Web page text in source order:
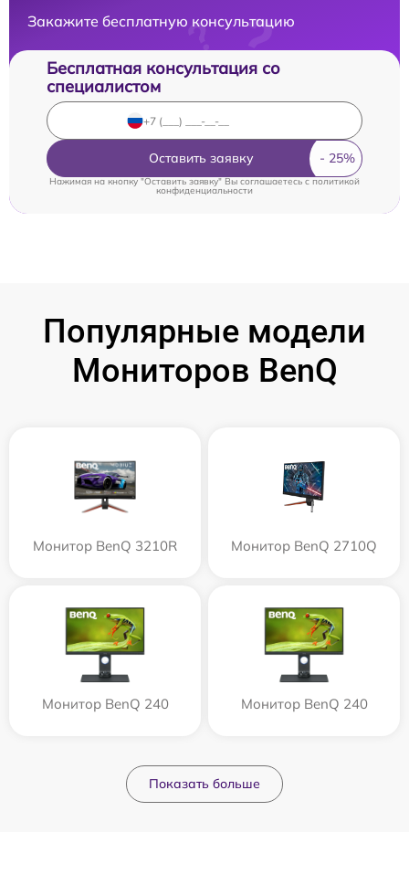
Закажите бесплатную консультацию
Бесплатная консультация со
специалистом
Оставить заявку
Нажимая на кнопку "Оставить заявку" Вы соглашаетесь c политикой
конфиденциальности
Популярные модели
Мониторов BenQ
Монитор BenQ 3210R Монитор BenQ 2710Q
Монитор BenQ 240 Монитор BenQ 240
Показать больше